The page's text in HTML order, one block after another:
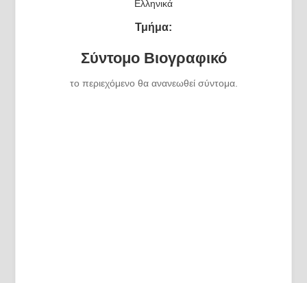
Ελληνικά
Τμήμα:
Σύντομο Βιογραφικό
το περιεχόμενο θα ανανεωθεί σύντομα.